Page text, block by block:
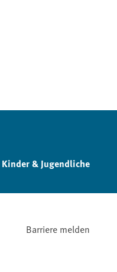
Kinder & Jugendliche
Barriere melden